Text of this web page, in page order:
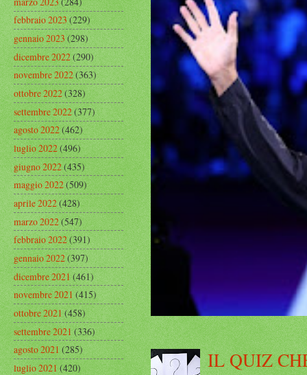
IL QUIZ
febbraio 2023(229)
gennaio 2023(298)
dicembre 2022(290)
novembre 2022(363)
ottobre 2022(328)
settembre 2022(377)
agosto 2022(462)
luglio 2022(496)
giugno 2022(435)
maggio 2022(509)
aprile 2022(428)
marzo 2022(547)
febbraio 2022(391)
gennaio 2022(397)
dicembre 2021(461)
novembre 2021(415)
ottobre 2021(458)
settembre 2021(336)
agosto 2021(285)
luglio 2021(420)